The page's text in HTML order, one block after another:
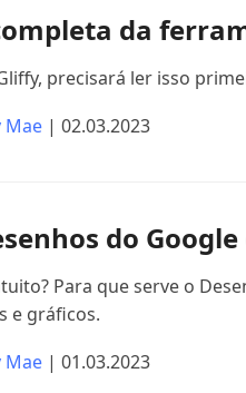
da
precisará ler isso
Mae | 02.03.2023
do
Para que serve o
e gráficos.
Mae | 01.03.2023